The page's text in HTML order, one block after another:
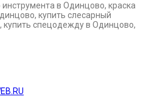
в Одинцово, краска
купить слесарный
купить спецодежду в Одинцово,